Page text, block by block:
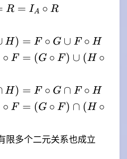
R = IA ∘ R
H) = F ∘ G ∪ F ∘ H
∘ F = (G ∘ F) ∪ (H ∘
H) = F ∘ G ∩ F ∘ H
∘ F = (G ∘ F) ∩ (H ∘
限多个二元关系也成立